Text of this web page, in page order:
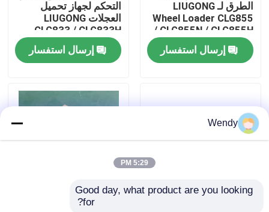
جولة في المعمل
رقابة جودة
أخبار
الطرق لـ LIUGONG
Wheel Loader CLG855
/ CLG855N / CLG855H
CLG856 / CLG856H
CLG50CN / CLG50C
إرسال استفسار
التحكم لجهاز تحميل
العجلات LIUGONG
CLG833 / CLG833H
CLG835 / CLG835H
CLG836 / CLG836H
ZL30E / ZL30F
إرسال استفسار
41A0876 التروس
Wendy
5:29 PM
Good day, what product are you looking
for?